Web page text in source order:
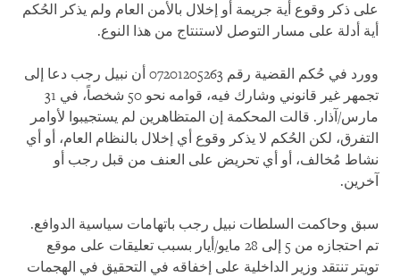
على ذكر وقوع أية جريمة أو إخلال بالأمن العام ولم يذكر الحُكم
أية أدلة على مسار التوصل لاستنتاج من هذا النوع.
وورد في حُكم القضية رقم 07201205263 أن نبيل رجب دعا إلى
تجمهر غير قانوني وشارك فيه، قوامه نحو 50 شخصاً، في 31
مارس/آذار. قالت المحكمة إن المتظاهرين لم يستجيبوا لأوامر
التفرق، لكن الحُكم لا يذكر وقوع أي إخلال بالنظام العام، أو أي
نشاط مُخالف، أو أي تحريض على العنف من قبل رجب أو
آخرين.
سبق وحاكمت السلطات نبيل رجب باتهامات سياسية الدوافع.
تم احتجازه من 5 إلى 28 مايو/أيار بسبب تعليقات على موقع
تويتر تنتقد وزير الداخلية على إخفاقه في التحقيق في الهجمات